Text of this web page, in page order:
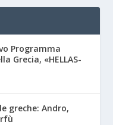
Programma
Grecia, «HELLAS-
greche: Andro,